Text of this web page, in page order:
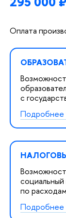
Оплата
с
Подробнее
социальный
по
Подробнее